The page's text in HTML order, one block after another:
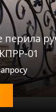
перила
01